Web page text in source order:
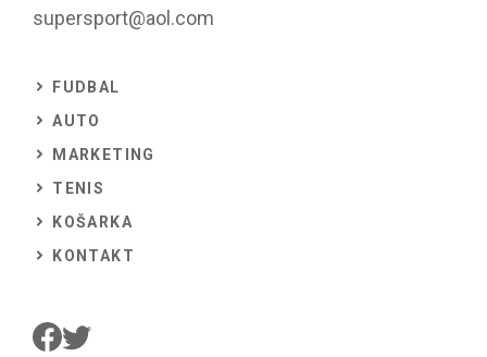
supersport@aol.com
FUDBAL
AUTO
MARKETING
TENIS
KOŠARKA
KONTAKT